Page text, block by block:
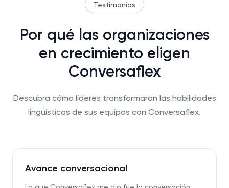
Testimonios
Por qué las organizaciones
en crecimiento eligen
Conversaflex
Descubra cómo líderes transformaron las habilidades
lingüísticas de sus equipos con Conversaflex.
Avance conversacional